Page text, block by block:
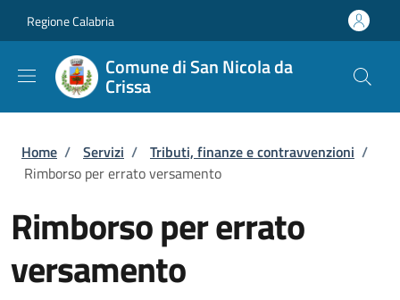
Regione Calabria
Comune di San Nicola da
Crissa
Briciole di pane
Home / Servizi / Tributi, finanze e contravvenzioni /
Rimborso per errato versamento
Rimborso per errato
versamento